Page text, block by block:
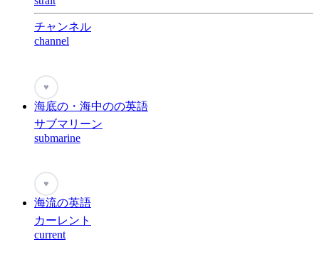
チャンネル
channel
♥
海底の・海中のの英語
サブマリーン
submarine
♥
海流の英語
カーレント
current